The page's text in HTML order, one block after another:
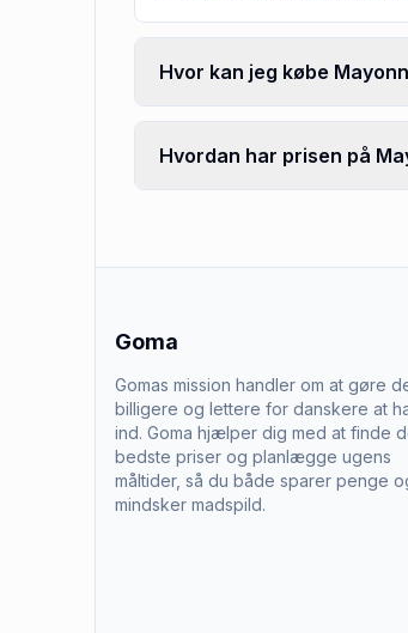
Hvor kan jeg købe
Hvordan har prisen på
Goma
Gomas mission handler om at gøre
billigere og lettere for danskere at
ind. Goma hjælper dig med at finde
bedste priser og planlægge ugens
måltider, så du både sparer penge
mindsker madspild.